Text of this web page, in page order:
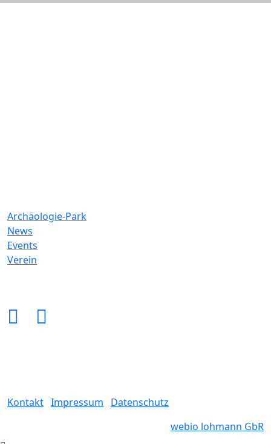
Archäologie-Park
News
Events
Verein
Kontakt Impressum
Datenschutz
webio lohmann GbR